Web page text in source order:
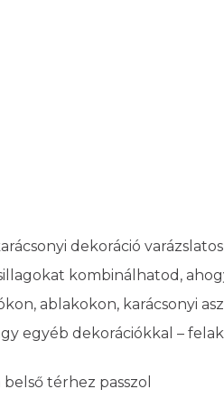
dekoráció
kombinálhatod,
ablakokon, karácsonyi
egyéb dekorációkkal –
térhez passzol